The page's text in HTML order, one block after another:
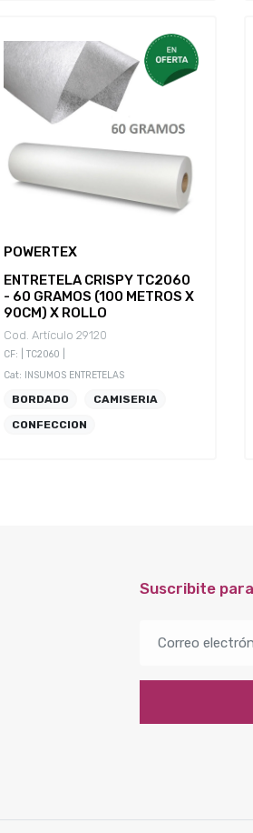
POWERTEX
ENTRETELA CRISPY TC2060
- 60 GRAMOS (100 METROS X
90CM) X ROLLO
Cod. Artículo 29120
CF: | TC2060 |
Cat: INSUMOS ENTRETELAS
BORDADO
CAMISERIA
CONFECCION
Suscribite